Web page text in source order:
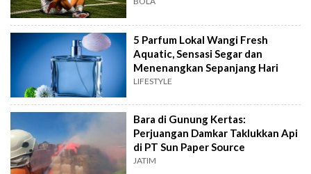
5 Parfum Lokal Wangi Fresh
Aquatic, Sensasi Segar dan
Menenangkan Sepanjang Hari
LIFESTYLE
Bara di Gunung Kertas:
Perjuangan Damkar Taklukkan Api
di PT Sun Paper Source
JATIM